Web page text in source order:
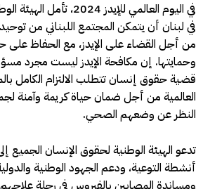
في اليوم العالمي للإيدز
في لبنان أن يتمكن المجتمع اللبناني من
من أجل القضاء على الإيدز، مع الحفاظ على
وحمايتها. إن مكافحة الإيدز ليست مجرد
قضية حقوق إنسان تتطلب الالتزام الكامل
العالمية من أجل ضمان حياة كريمة وآمنة
النظر عن وضعهم الصحي.
تدعو الهيئة الوطنية لحقوق الإنسان الجميع
أنشطة التوعية، ودعم الجهود الوطنية